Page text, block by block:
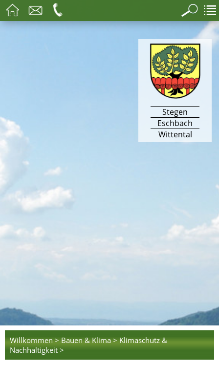
Stegen
Eschbach
Wittental
Willkommen > Bauen & Klima > Klimaschutz &
Nachhaltigkeit >